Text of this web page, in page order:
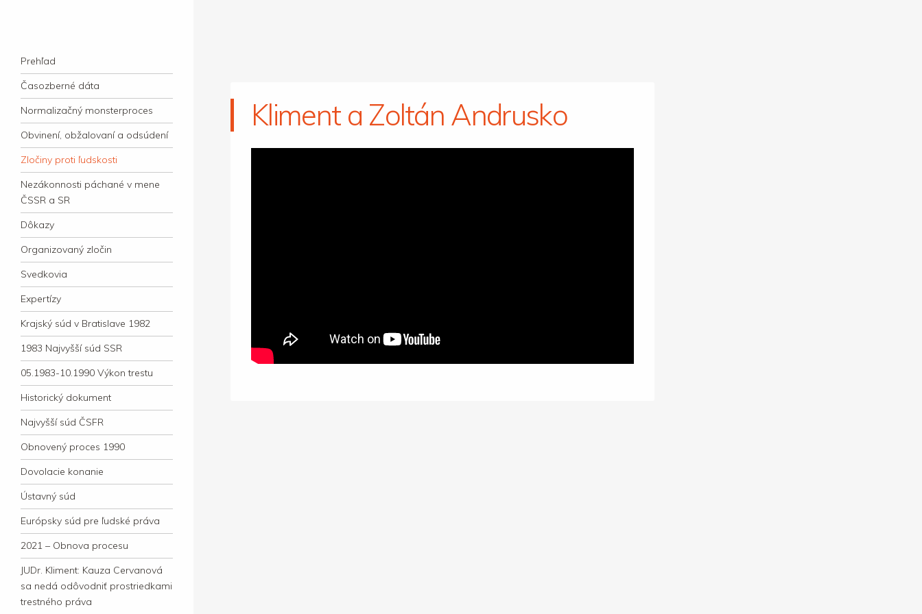
súdny proces v dejnách slovenskej justície
Navigation
Skip to content
Prehľad
Časozberné dáta
Normalizačný monsterproces
Obvinení, obžalovaní a odsúdení
Zločiny proti ľudskosti
Nezákonnosti páchané v mene
ČSSR a SR
Dôkazy
Organizovaný zločin
Svedkovia
Expertízy
Krajský súd v Bratislave 1982
1983 Najvyšší súd SSR
05.1983-10.1990 Výkon trestu
Historický dokument
Najvyšší súd ČSFR
Obnovený proces 1990
Dovolacie konanie
Ústavný súd
Európsky súd pre ľudské práva
2021 – Obnova procesu
JUDr. Kliment: Kauza Cervanová
sa nedá odôvodniť prostriedkami
trestného práva
Kliment a Zoltán Andrusko